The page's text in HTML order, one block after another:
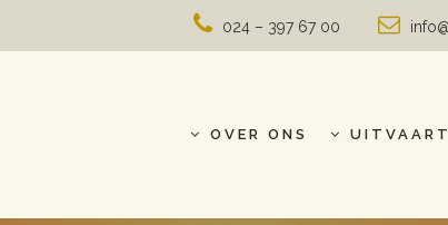
024 – 397 67 00
OVER ONS